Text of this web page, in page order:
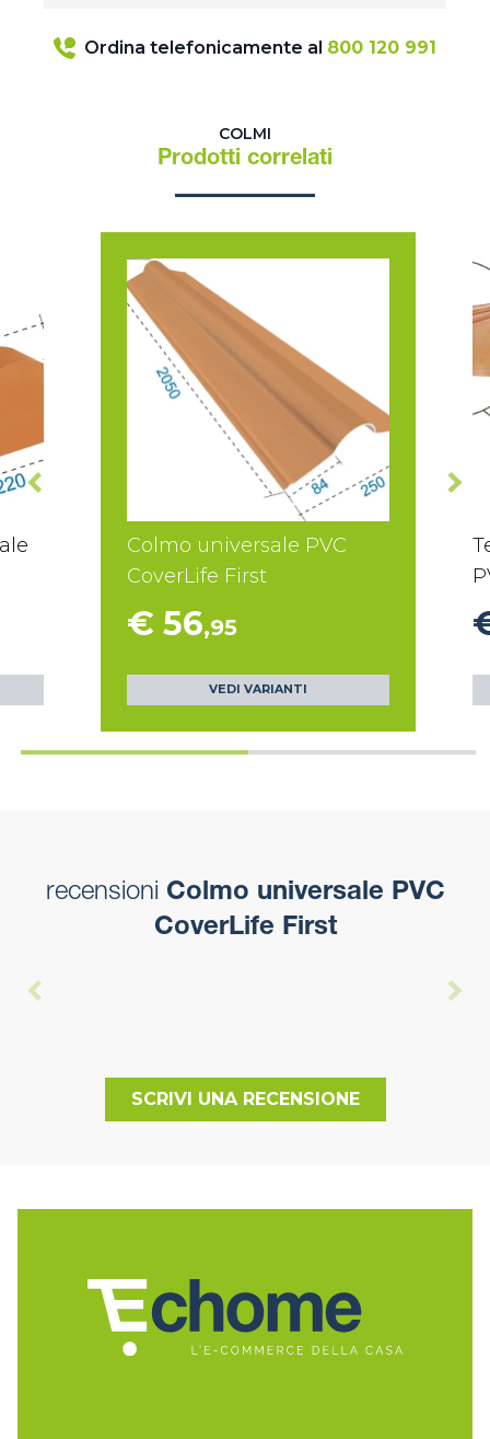
Ordina telefonicamente al 800 120 991
COLMI
Prodotti correlati
Colmo universale PVC
CoverLife First
€ 56,95
VEDI VARIANTI
recensioni Colmo universale PVC
CoverLife First
SCRIVI UNA RECENSIONE